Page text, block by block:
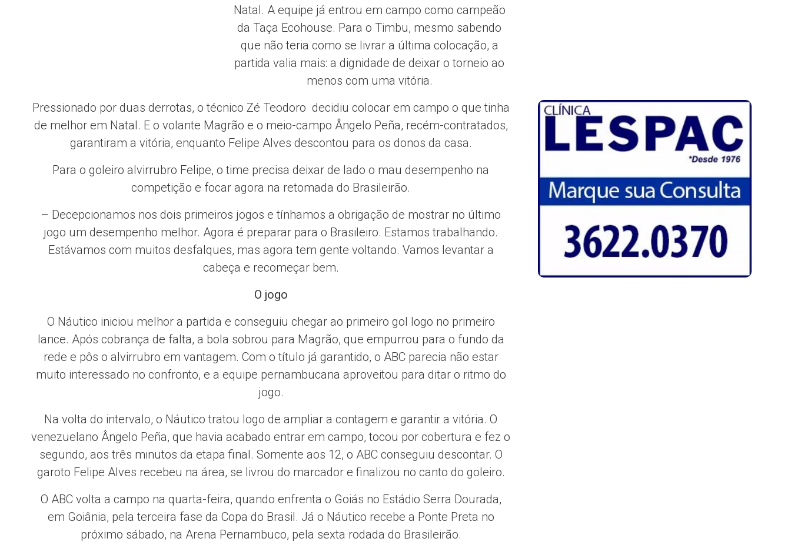
Natal. A equipe já entrou em campo como campeão
da Taça Ecohouse. Para o Timbu, mesmo sabendo
que não teria como se livrar a última colocação, a
partida valia mais: a dignidade de deixar o torneio ao
menos com uma vitória.
Pressionado por duas derrotas, o técnico Zé Teodoro decidiu colocar em campo o que tinha
de melhor em Natal. E o volante Magrão e o meio-campo Ângelo Peña, recém-contratados,
garantiram a vitória, enquanto Felipe Alves descontou para os donos da casa.
Para o goleiro alvirrubro Felipe, o time precisa deixar de lado o mau desempenho na
competição e focar agora na retomada do Brasileirão.
– Decepcionamos nos dois primeiros jogos e tínhamos a obrigação de mostrar no último
jogo um desempenho melhor. Agora é preparar para o Brasileiro. Estamos trabalhando.
Estávamos com muitos desfalques, mas agora tem gente voltando. Vamos levantar a
cabeça e recomeçar bem.
O jogo
O Náutico iniciou melhor a partida e conseguiu chegar ao primeiro gol logo no primeiro
lance. Após cobrança de falta, a bola sobrou para Magrão, que empurrou para o fundo da
rede e pôs o alvirrubro em vantagem. Com o título já garantido, o ABC parecia não estar
muito interessado no confronto, e a equipe pernambucana aproveitou para ditar o ritmo do
jogo.
Na volta do intervalo, o Náutico tratou logo de ampliar a contagem e garantir a vitória. O
venezuelano Ângelo Peña, que havia acabado entrar em campo, tocou por cobertura e fez o
segundo, aos três minutos da etapa final. Somente aos 12, o ABC conseguiu descontar. O
garoto Felipe Alves recebeu na área, se livrou do marcador e finalizou no canto do goleiro.
O ABC volta a campo na quarta-feira, quando enfrenta o Goiás no Estádio Serra Dourada,
em Goiânia, pela terceira fase da Copa do Brasil. Já o Náutico recebe a Ponte Preta no
próximo sábado, na Arena Pernambuco, pela sexta rodada do Brasileirão.